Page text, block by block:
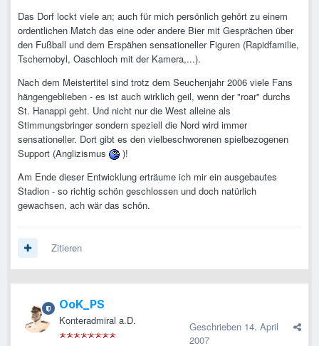
Das Dorf lockt viele an; auch für mich persönlich gehört zu einem
ordentlichen Match das eine oder andere Bier mit Gesprächen über
den Fußball und dem Erspähen sensationeller Figuren (Rapidfamilie,
Tschernobyl, Oaschloch mit der Kamera,...).
Nach dem Meistertitel sind trotz dem Seuchenjahr 2006 viele Fans
hängengeblieben - es ist auch wirklich geil, wenn der "roar" durchs
St. Hanappi geht. Und nicht nur die West alleine als
Stimmungsbringer sondern speziell die Nord wird immer
sensationeller. Dort gibt es den vielbeschworenen spielbezogenen
Support (Anglizismus
)!
Am Ende dieser Entwicklung erträume ich mir ein ausgebautes
Stadion - so richtig schön geschlossen und doch natürlich
gewachsen, ach wär das schön.
Zitieren
OoK_PS
Konteradmiral a.D. Geschrieben 14. April
2007